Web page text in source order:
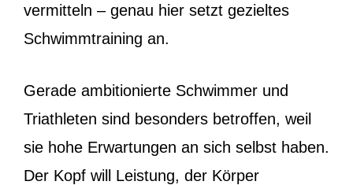
vermitteln – genau hier setzt gezieltes
Schwimmtraining an.
Gerade ambitionierte Schwimmer und
Triathleten sind besonders betroffen, weil
sie hohe Erwartungen an sich selbst haben.
Der Kopf will Leistung, der Körper